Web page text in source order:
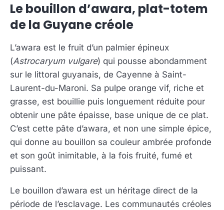
Le bouillon d’awara, plat-totem
de la Guyane créole
L’awara est le fruit d’un palmier épineux
(Astrocaryum vulgare) qui pousse abondamment
sur le littoral guyanais, de Cayenne à Saint-
Laurent-du-Maroni. Sa pulpe orange vif, riche et
grasse, est bouillie puis longuement réduite pour
obtenir une pâte épaisse, base unique de ce plat.
C’est cette pâte d’awara, et non une simple épice,
qui donne au bouillon sa couleur ambrée profonde
et son goût inimitable, à la fois fruité, fumé et
puissant.
Le bouillon d’awara est un héritage direct de la
période de l’esclavage. Les communautés créoles